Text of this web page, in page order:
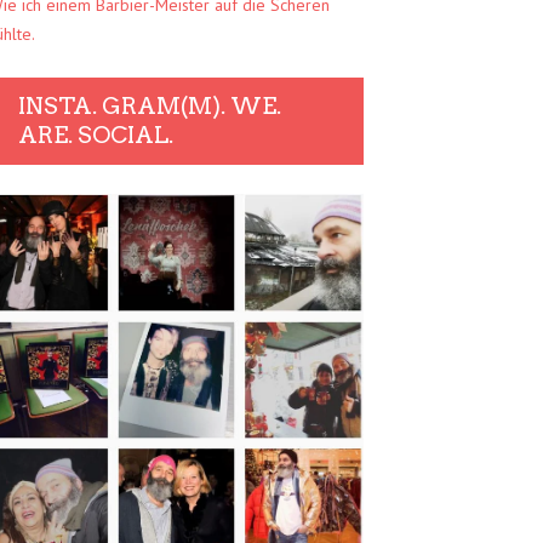
ich einem Barbier-Meister auf die Scheren
INSTA. GRAM(M). WE.
ARE. SOCIAL.